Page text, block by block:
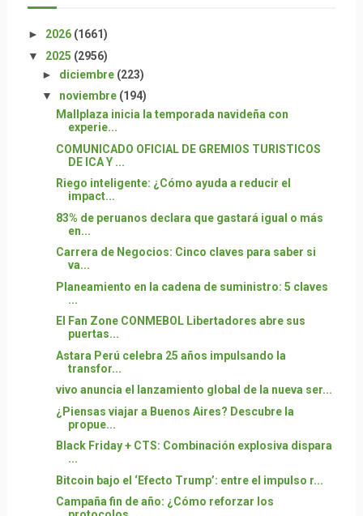
► 2026 (1661)
▼ 2025 (2956)
► diciembre (223)
▼ noviembre (194)
Mallplaza inicia la temporada navideña con
experie...
COMUNICADO OFICIAL DE GREMIOS TURISTICOS
DE ICA Y ...
Riego inteligente: ¿Cómo ayuda a reducir el
impact...
83% de peruanos declara que gastará igual o más
en...
Carrera de Negocios: Cinco claves para saber si
va...
Planeamiento en la cadena de suministro: 5 claves
...
El Fan Zone CONMEBOL Libertadores abre sus
puertas...
Astara Perú celebra 25 años impulsando la
transfor...
vivo anuncia el lanzamiento global de la nueva ser...
¿Piensas viajar a Buenos Aires? Descubre la
propue...
Black Friday + CTS: Combinación explosiva dispara
...
Bitcoin bajo el ‘Efecto Trump’: entre el impulso r...
Campaña fin de año: ¿Cómo reforzar los